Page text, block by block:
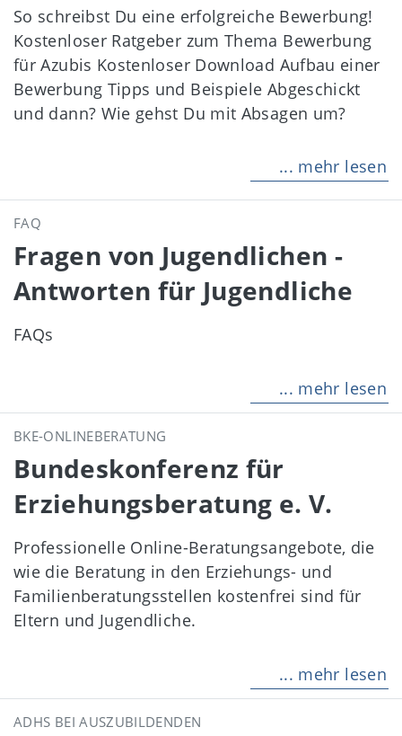
So schreibst Du eine erfolgreiche Bewerbung!
Kostenloser Ratgeber zum Thema Bewerbung
für Azubis Kostenloser Download Aufbau einer
Bewerbung Tipps und Beispiele Abgeschickt
und dann? Wie gehst Du mit Absagen um?
... mehr lesen
FAQ
Fragen von Jugendlichen -
Antworten für Jugendliche
FAQs
... mehr lesen
BKE-ONLINEBERATUNG
Bundeskonferenz für
Erziehungsberatung e. V.
Professionelle Online-Beratungsangebote, die
wie die Beratung in den Erziehungs- und
Familienberatungsstellen kostenfrei sind für
Eltern und Jugendliche.
... mehr lesen
ADHS BEI AUSZUBILDENDEN